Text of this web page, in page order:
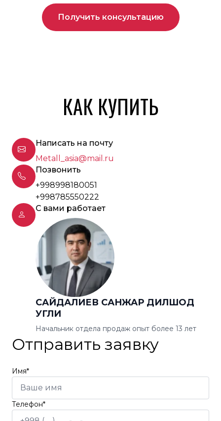
Получить консультацию
КАК КУПИТЬ
Написать на почту
Metall_asia@mail.ru
Позвонить
+998998180051
+998785550222
С вами работает
САЙДАЛИЕВ САНЖАР ДИЛШОД
УГЛИ
Начальник отдела продаж опыт более 13 лет
Отправить заявку
Имя*
Телефон*